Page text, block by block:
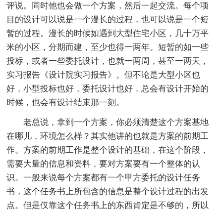
评说。同时他也会做一个方案，然后一起交流。每个项
目的设计可以说是一个漫长的过程，也可以说是一个短
暂的过程。漫长的时候如遇到大型住宅小区，几十万平
米的小区，分期而建，至少也得一两年。短暂的如一些
投标，或者一些委托设计，也就一两周，甚至一两天，
实习报告《设计院实习报告》。但不论是大型小区也
好，小型投标也好，委托设计也好，总会有设计开始的
时候，也会有设计结束那一刻。
老总说，拿到一个方案，你必须清楚这个方案基地
在哪儿，环境怎么样？其实他讲的也就是方案的前期工
作。方案的前期工作是整个设计的基础，在这个阶段，
需要大量的信息和资料，要对方案要有一个整体的认
识。一般来说每个方案都有一个甲方委托的设计任务
书，这个任务书上所包含的信息是整个设计过程的出发
点。但是仅靠这个任务书上的东西肯定是不够的，所以